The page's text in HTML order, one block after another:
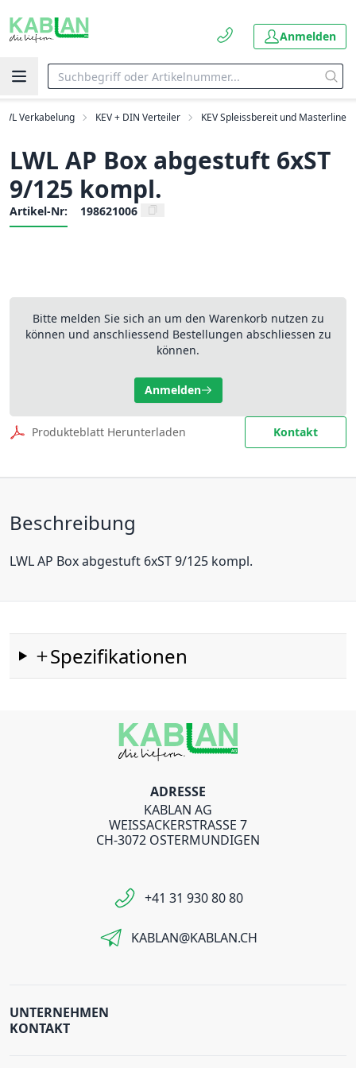
Anmelden
Verkabelung KEV + DIN Verteiler KEV Spleissbereit und Masterline
LWL AP Box abgestuft 6xST
9/125 kompl.
Artikel-Nr: 198621006
Bitte melden Sie sich an um den Warenkorb nutzen zu
können und anschliessend Bestellungen abschliessen zu
können.
Anmelden
Produkteblatt Herunterladen Kontakt
Beschreibung
LWL AP Box abgestuft 6xST 9/125 kompl.
Spezifikationen
ADRESSE
KABLAN AG
WEISSACKERSTRASSE 7
CH-3072 OSTERMUNDIGEN
+41 31 930 80 80
KABLAN@KABLAN.CH
UNTERNEHMEN
KONTAKT